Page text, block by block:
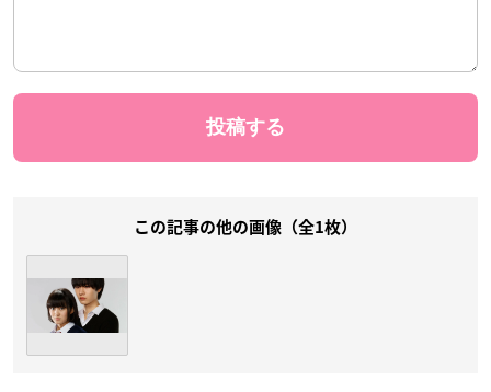
この記事の他の画像（全1枚）